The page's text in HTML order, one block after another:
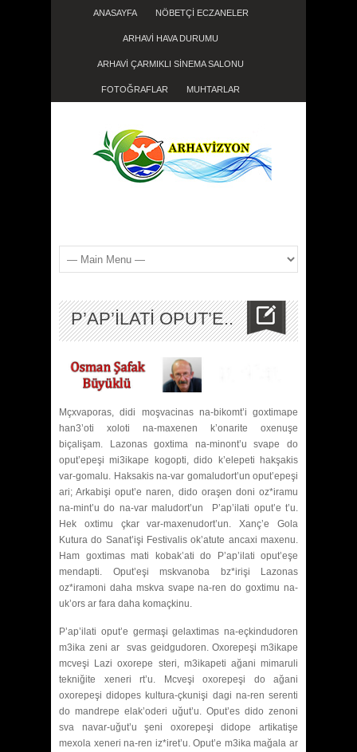
ANASAYFA NÖBETÇİ ECZANELER
ARHAVİ HAVA DURUMU
ARHAVİ ÇARMIKLI SİNEMA SALONU
FOTOĞRAFLAR MUHTARLAR
P’AP’İLATİ OPUT’E..
Mçxvaporas, didi moşvacinas na-bikomt’i goxtimape
han3’oti xoloti na-maxenen k’onarite oxenuşe
biçalişam. Lazonas goxtima na-minont’u svape do
oput’epeşi mi3ikape kogopti, dido k’elepeti hakşakis
var-gomalu. Haksakis na-var gomaludort’un oput’epeşi
ari; Arkabişi oput’e naren, dido oraşen doni oz*iramu
na-mint’u do na-var maludort’un P’ap’ilati oput’e t’u.
Hek oxtimu çkar var-maxenudort’un. Xanç’e Gola
Kutura do Sanat’işi Festivalis ok’atute ancaxi maxenu.
Ham goxtimas mati kobak’ati do P’ap’ilati oput’eşe
mendapti. Oput’eşi mskvanoba bz*irişi Lazonas
oz*iramoni daha mskva svape na-ren do goxtimu na-
uk’ors ar fara daha komaçkinu.
P’ap’ilati oput’e germaşi gelaxtimas na-eçkindudoren
m3ika zeni ar svas geidgudoren. Oxorepeşi m3ikape
mcveşi Lazi oxorepe steri, m3ikapeti ağani mimaruli
tekniğite xeneri rt’u. Mcveşi oxorepeşi do ağani
oxorepeşi didopes kultura-çkunişi dagi na-ren serenti
do mandrepe elak’oderi uğut’u. Oput’es dido zenoni
sva navar-uğut’u şeni oxorepeşi didope artikatişe
mexola xeneri na-ren iz*iret’u. Oput’e m3ika mağala ar